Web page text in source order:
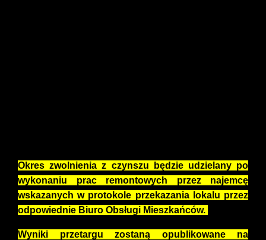
Okres zwolnienia z czynszu będzie udzielany po
wykonaniu prac remontowych przez najemcę
wskazanych w protokole przekazania lokalu przez
odpowiednie Biuro Obsługi Mieszkańców.
Wyniki przetargu zostaną opublikowane na